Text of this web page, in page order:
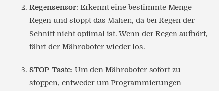
Regensensor: Erkennt eine bestimmte Menge
Regen und stoppt das Mähen, da bei Regen der
Schnitt nicht optimal ist. Wenn der Regen aufhört,
fährt der Mähroboter wieder los.
STOP-Taste: Um den Mähroboter sofort zu
stoppen, entweder um Programmierungen